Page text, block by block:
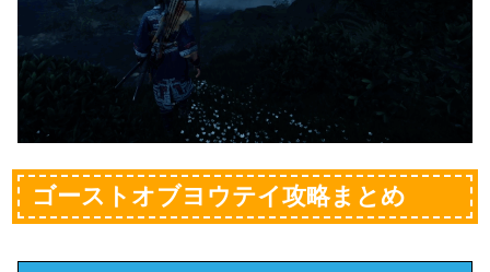
ゴーストオブヨウテイ攻略まとめ